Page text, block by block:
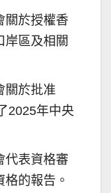
關於授權香
岸區及相關
關於批准
2025年中央
代表資格審
的報告。